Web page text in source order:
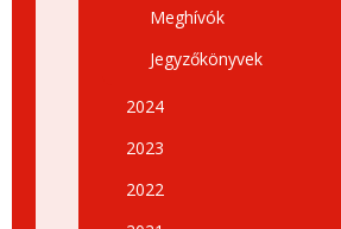
Meghívók
Jegyzőkönyvek
2024
2023
2022